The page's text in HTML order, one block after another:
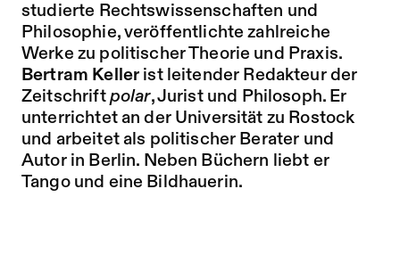
studierte Rechtswissenschaften und
Philosophie, veröffentlichte zahlreiche
Werke zu politischer Theorie und Praxis.
Bertram Keller ist leitender Redakteur der
Zeitschrift polar, Jurist und Philosoph. Er
unterrichtet an der Universität zu Rostock
und arbeitet als politischer Berater und
Autor in Berlin. Neben Büchern liebt er
Tango und eine Bildhauerin.